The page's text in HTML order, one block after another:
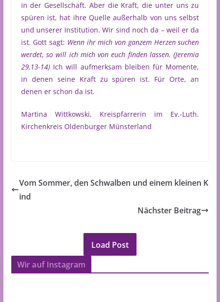
in der Gesellschaft. Aber die Kraft, die unter uns zu
spüren ist, hat ihre Quelle außerhalb von uns selbst
und unserer Institution. Wir sind noch da – weil er da
ist. Gott sagt: Wenn ihr mich von ganzem Herzen suchen
werdet, so will ich mich von euch finden lassen. (Jeremia
29,13-14) Ich will aufmerksam bleiben für Momente,
in denen seine Kraft zu spüren ist. Für Orte, an
denen er schon da ist.
Martina Wittkowski, Kreispfarrerin im Ev.-Luth.
Kirchenkreis Oldenburger Münsterland
Vom Sommer, den Schwalben und einem kleinen K
ind
Nächster Beitrag
Load Post
Wir auf Instagram